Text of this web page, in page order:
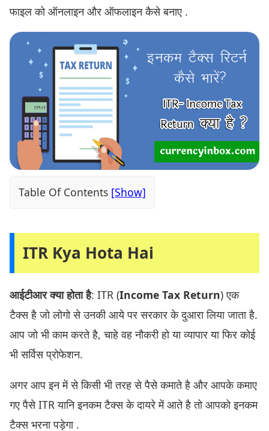
फाइल को ऑनलाइन और ऑफलाइन कैसे बनाए .
Table Of Contents
ITR Kya Hota Hai
आईटीआरक्या होता है: ITR (Income Tax Return) एक
टैक्स है जो लोगो से उनकी आये पर सरकार के दुआरा लिया जाता है.
आप जो भी काम करते है, चाहे वह नौकरी हो या व्यापार या फिर कोई
भी सर्विस प्रोफेशन.
अगर आप इन में से किसी भी तरह से पैसे कमाते है और आपके कमाए
गए पैसे ITR यानि इनकम टैक्स के दायरे में आते है तो आपको इनकम
टैक्स भरना पड़ेगा .